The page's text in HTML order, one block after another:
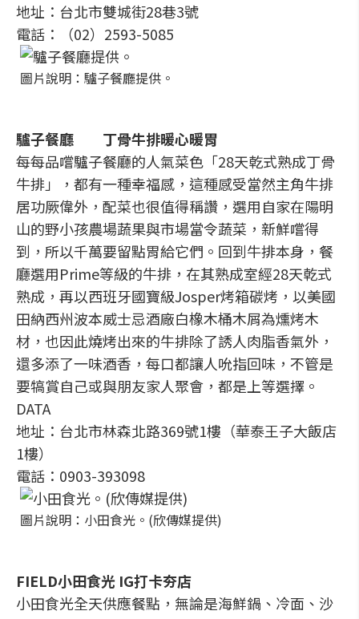
地址：台北市雙城街28巷3號
電話：（02）2593-5085
圖片說明：驢子餐廳提供。
驢子餐廳 丁骨牛排暖心暖胃
每每品嚐驢子餐廳的人氣菜色「28天乾式熟成丁骨
牛排」，都有一種幸福感，這種感受當然主角牛排
居功厥偉外，配菜也很值得稱讚，選用自家在陽明
山的野小孩農場蔬果與市場當令蔬菜，新鮮嚐得
到，所以千萬要留點胃給它們。回到牛排本身，餐
廳選用Prime等級的牛排，在其熟成室經28天乾式
熟成，再以西班牙國寶級Josper烤箱碳烤，以美國
田納西州波本威士忌酒廠白橡木桶木屑為燻烤木
材，也因此燒烤出來的牛排除了誘人肉脂香氣外，
還多添了一味酒香，每口都讓人吮指回味，不管是
要犒賞自己或與朋友家人聚會，都是上等選擇。
DATA
地址：台北市林森北路369號1樓（華泰王子大飯店
1樓）
電話：0903-393098
圖片說明：小田食光。(欣傳媒提供)
FIELD小田食光 IG打卡夯店
小田食光全天供應餐點，無論是海鮮鍋、冷面、沙